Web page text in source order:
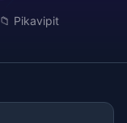
📁 Pikavipit